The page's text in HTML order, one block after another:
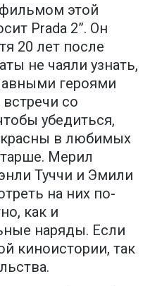
этой
Prada 2”. Он
20 лет после
не чаяли узнать,
героями
со
убедиться,
в любимых
Мерил
Туччи и Эмили
на них по-
как и
наряды. Если
киноистории, так